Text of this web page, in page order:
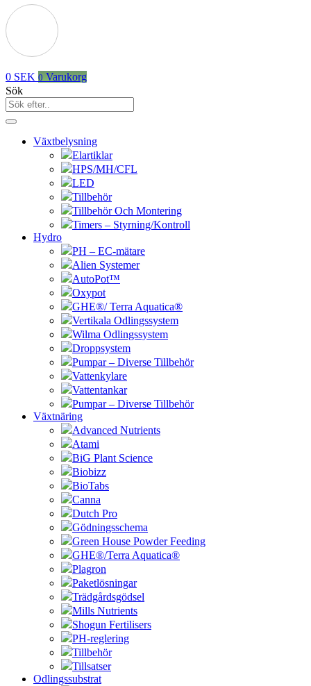
0 SEK 0 Varukorg
Sök
Växtbelysning
Elartiklar
HPS/MH/CFL
LED
Tillbehör
Tillbehör Och Montering
Timers – Styrning/Kontroll
Hydro
PH – EC-mätare
Alien Systemer
AutoPot™
Oxypot
GHE®/ Terra Aquatica®
Vertikala Odlingssystem
Wilma Odlingssystem
Droppsystem
Pumpar – Diverse Tillbehör
Vattenkylare
Vattentankar
Pumpar – Diverse Tillbehör
Växtnäring
Advanced Nutrients
Atami
BiG Plant Science
Biobizz
BioTabs
Canna
Dutch Pro
Gödningsschema
Green House Powder Feeding
GHE®/Terra Aquatica®
Plagron
Paketlösningar
Trädgårdsgödsel
Mills Nutrients
Shogun Fertilisers
PH-reglering
Tillbehör
Tillsatser
Odlingssubstrat